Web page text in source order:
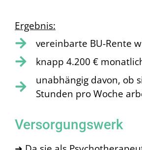
Ergebnis:
vereinbarte BU-Rente
knapp 4.200 €
unabhängig davon, ob
Stunden pro Woche
Versorgungswerk